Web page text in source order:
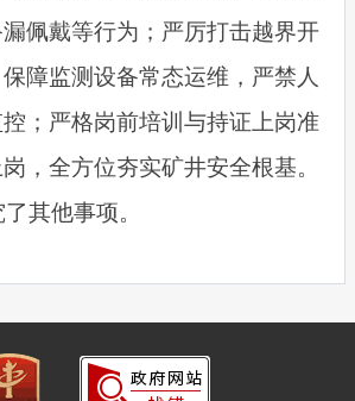
佩戴等行为；严厉打击越界开
障监测设备常态运维，严禁人
；严格岗前培训与持证上岗准
，全方位夯实矿井安全根基。
他事项。